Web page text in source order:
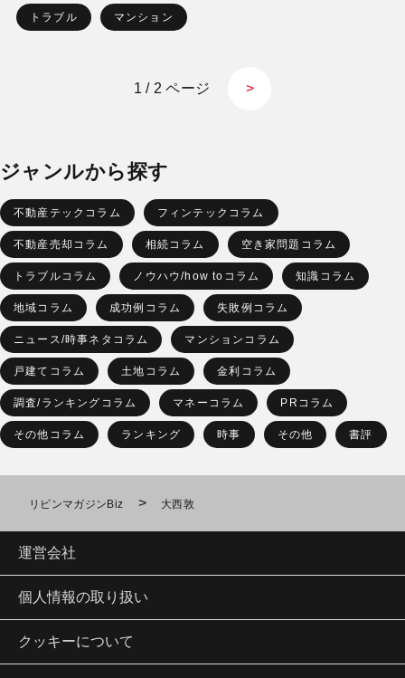
トラブル マンション
1 / 2 ページ >
ジャンルから探す
不動産テックコラム フィンテックコラム
不動産売却コラム 相続コラム 空き家問題コラム
トラブルコラム ノウハウ/how toコラム 知識コラム
地域コラム 成功例コラム 失敗例コラム
ニュース/時事ネタコラム マンションコラム
戸建てコラム 土地コラム 金利コラム
調査/ランキングコラム マネーコラム PRコラム
その他コラム ランキング 時事 その他 書評
リビンマガジンBiz > 大西敦
運営会社
個人情報の取り扱い
クッキーについて